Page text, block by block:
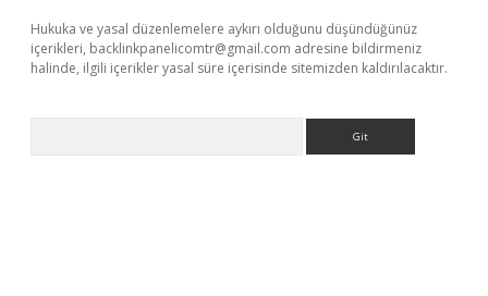
Hukuka ve yasal düzenlemelere aykırı olduğunu düşündüğünüz
içerikleri, backlinkpanelicomtr@gmail.com adresine bildirmeniz
halinde, ilgili içerikler yasal süre içerisinde sitemizden kaldırılacaktır.